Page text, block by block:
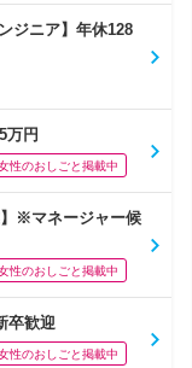
ジニア】年休128
万円
性のおしごと掲載中
】※マネージャー候
性のおしごと掲載中
卒歓迎
性のおしごと掲載中